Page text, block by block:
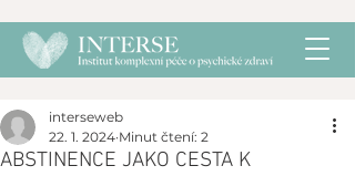
ABSTINENCE JAKO CESTA K
interseweb
22. 1. 2024 Minut čtení: 2